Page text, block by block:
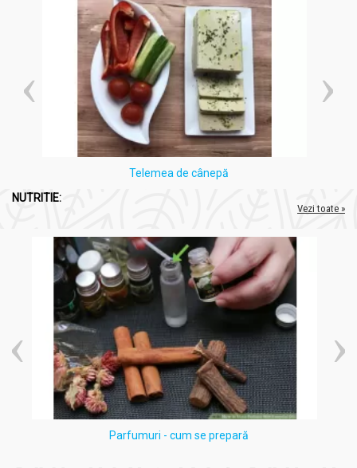
Telemea de cânepă
NUTRITIE:
Vezi toate »
Parfumuri - cum se prepară